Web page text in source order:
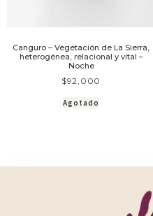
Canguro – Vegetación de La Sierra,
heterogénea, relacional y vital –
Noche
$92,000
Agotado